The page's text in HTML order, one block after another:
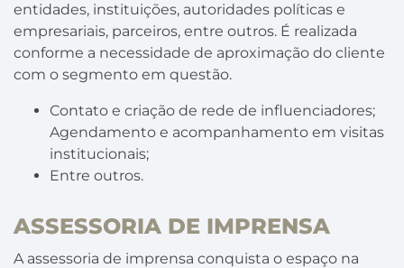
entidades, instituições, autoridades políticas e
empresariais, parceiros, entre outros. É realizada
conforme a necessidade de aproximação do cliente
com o segmento em questão.
Contato e criação de rede de influenciadores;
Agendamento e acompanhamento em visitas
institucionais;
Entre outros.
ASSESSORIA DE IMPRENSA
A assessoria de imprensa conquista o espaço na